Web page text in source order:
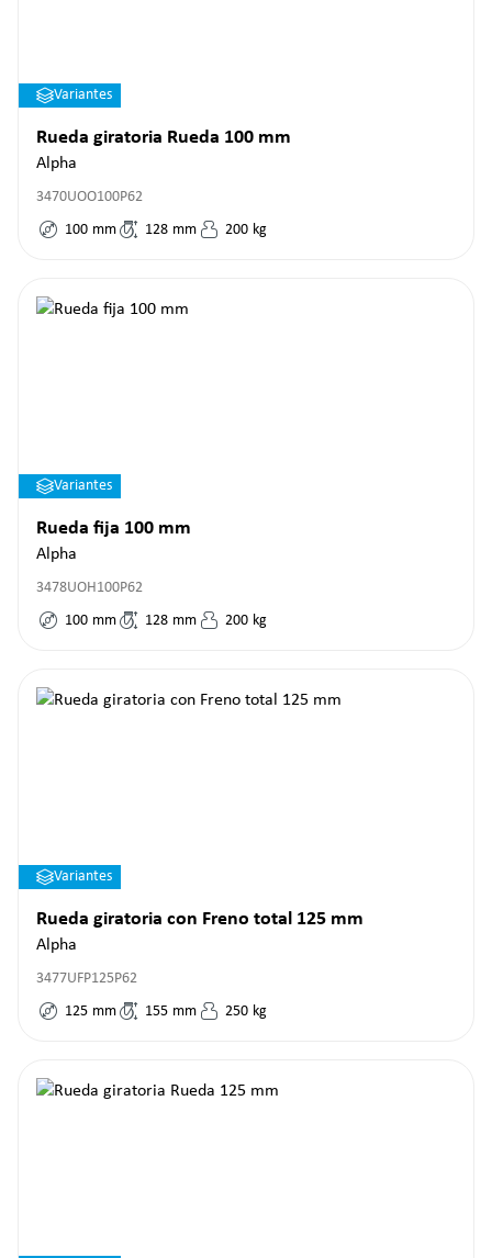
Variantes
Rueda giratoria Rueda 100 mm
Alpha
3470UOO100P62
100 mm 128 mm 200 kg
Variantes
Rueda fija 100 mm
Alpha
3478UOH100P62
100 mm 128 mm 200 kg
Variantes
Rueda giratoria con Freno total 125 mm
Alpha
3477UFP125P62
125 mm 155 mm 250 kg